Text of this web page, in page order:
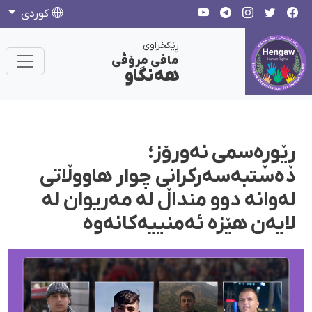
كوردی
ڕێکخراوی
مافی مرۆڤی
هەنگاو
ڕێوڕەسمی نەورۆز؛
دەستبەسەركرانی چوار هاووڵاتی
لەوانە دوو منداڵ لە مەریوان لە
لایەن هێزە ئەمنییەكانەوە